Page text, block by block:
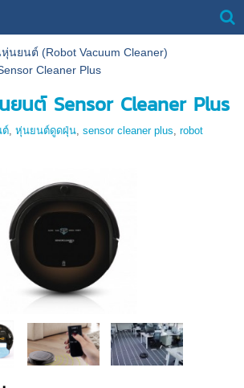
นยนต์ (Robot Vacuum Cleaner)
Cleaner Plus
ยนต์ Sensor Cleaner Plus
ต์, หุ่นยนต์ดูดฝุ่น, sensor cleaner plus, robot